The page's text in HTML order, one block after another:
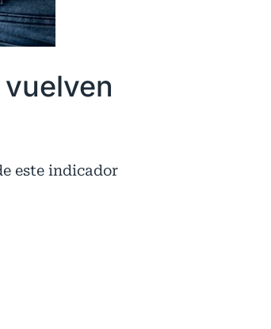
este indicador